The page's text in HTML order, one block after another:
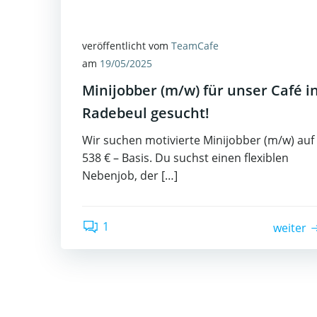
veröffentlicht vom TeamCafe
am 19/05/2025
Minijobber (m/w) für unser Café
Radebeul gesucht!
Wir suchen motivierte Minijobber (m/w) auf
538 € – Basis. Du suchst einen flexiblen
Nebenjob, der […]
1 weiter